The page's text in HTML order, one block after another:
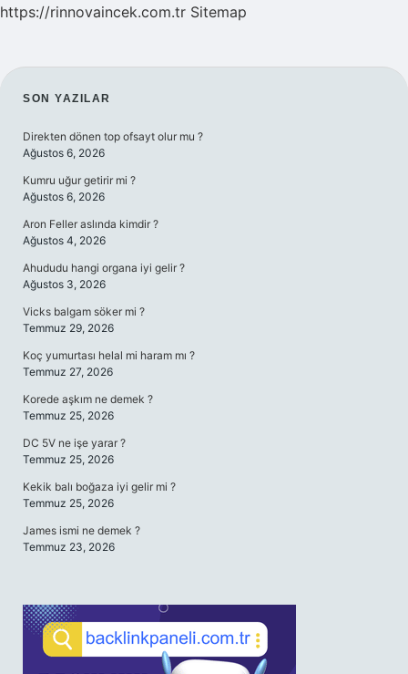
https://rinnovaincek.com.tr Sitemap
SIDEBAR
SON YAZILAR
Direkten dönen top ofsayt olur mu ?
Ağustos 6, 2026
Kumru uğur getirir mi ?
Ağustos 6, 2026
Aron Feller aslında kimdir ?
Ağustos 4, 2026
Ahududu hangi organa iyi gelir ?
Ağustos 3, 2026
Vicks balgam söker mi ?
Temmuz 29, 2026
Koç yumurtası helal mi haram mı ?
Temmuz 27, 2026
Korede aşkım ne demek ?
Temmuz 25, 2026
DC 5V ne işe yarar ?
Temmuz 25, 2026
Kekik balı boğaza iyi gelir mi ?
Temmuz 25, 2026
James ismi ne demek ?
Temmuz 23, 2026